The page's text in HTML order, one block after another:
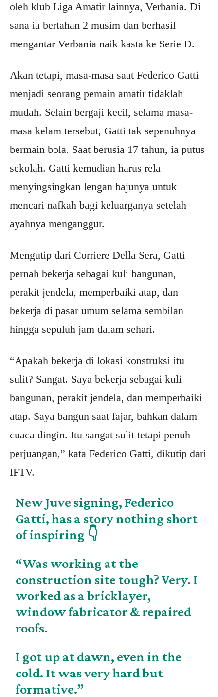
oleh klub Liga Amatir lainnya, Verbania. Di
sana ia bertahan 2 musim dan berhasil
mengantar Verbania naik kasta ke Serie D.
Akan tetapi, masa-masa saat Federico Gatti
menjadi seorang pemain amatir tidaklah
mudah. Selain bergaji kecil, selama masa-
masa kelam tersebut, Gatti tak sepenuhnya
bermain bola. Saat berusia 17 tahun, ia putus
sekolah. Gatti kemudian harus rela
menyingsingkan lengan bajunya untuk
mencari nafkah bagi keluarganya setelah
ayahnya menganggur.
Mengutip dari Corriere Della Sera, Gatti
pernah bekerja sebagai kuli bangunan,
perakit jendela, memperbaiki atap, dan
bekerja di pasar umum selama sembilan
hingga sepuluh jam dalam sehari.
“Apakah bekerja di lokasi konstruksi itu
sulit? Sangat. Saya bekerja sebagai kuli
bangunan, perakit jendela, dan memperbaiki
atap. Saya bangun saat fajar, bahkan dalam
cuaca dingin. Itu sangat sulit tetapi penuh
perjuangan,” kata Federico Gatti, dikutip dari
IFTV.
New Juve signing, Federico
Gatti, has a story nothing short
of inspiring 👇
“Was working at the
construction site tough? Very. I
worked as a bricklayer,
window fabricator & repaired
roofs.
I got up at dawn, even in the
cold. It was very hard but
formative.”